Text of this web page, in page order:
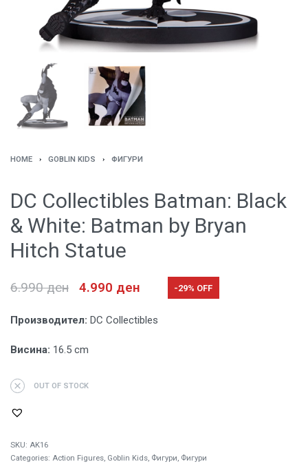
HOME › GOBLIN KIDS › ФИГУРИ
DC Collectibles Batman: Black
& White: Batman by Bryan
Hitch Statue
6.990ден 4.990 ден -29% OFF
Производител: DC Collectibles
Висина: 16.5 cm
OUT OF STOCK
SKU: AK16
Categories: Action Figures, Goblin Kids, Фигури, Фигури